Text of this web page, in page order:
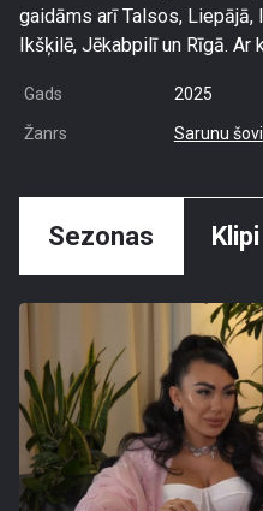
gaidāms arī Talsos, Liepājā,
Ikšķilē, Jēkabpilī un Rīgā. Ar
Gads 2025
Žanrs Sarunu šovi
Sezonas Klipi